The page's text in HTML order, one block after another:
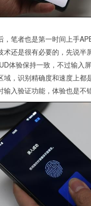
，笔者也是第一时间上手
术还是很有必要的，先说半
体验保持一致，不过输入
域，识别精确度和速度上都
输入验证功能，体验也是不错